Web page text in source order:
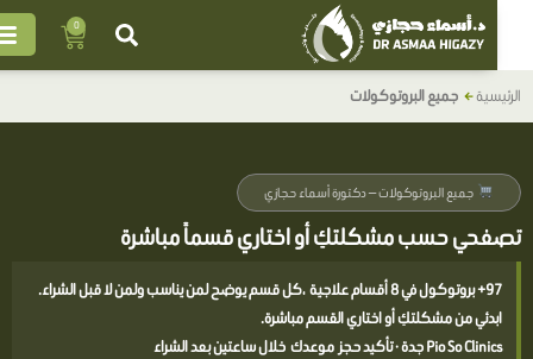
Cart
جميع البروتوكولات
جميع البروتوكولات — دكتورة أسماء حجازي
حسب مشكلتكِ أو اختاري قسماً مباشرة
ابدئي من مشكلتكِ أو اختاري القسم مباشرة.
Pio So Clinics جدة · تأكيد حجز موعدك خلال ساعتين بعد الشراء